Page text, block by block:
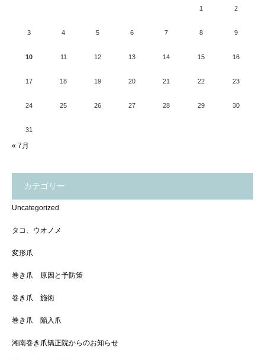
1 2
3 4 5 6 7 8 9
10 11 12 13 14 15 16
17 18 19 20 21 22 23
24 25 26 27 28 29 30
31
« 7月
カテゴリー
Uncategorized
タコ、ウオノメ
変形爪
巻き爪 原因と予防策
巻き爪 施術
巻き爪 陥入爪
湘南巻き爪矯正院からのお知らせ